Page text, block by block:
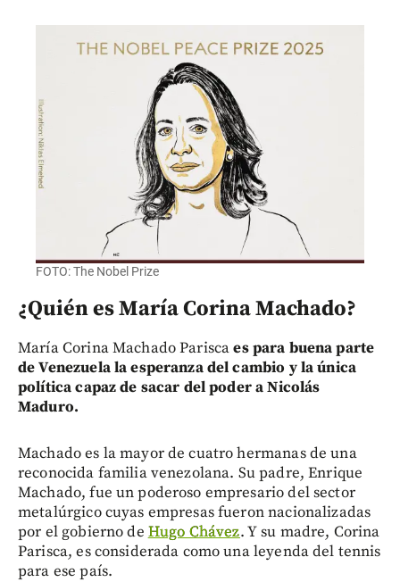
FOTO: The Nobel Prize
¿Quién es María Corina Machado?
María Corina Machado Pariscaes para buena parte
de Venezuela la esperanza del cambio y la única
política capaz de sacar del poder a Nicolás
Maduro.
Machado es la mayor de cuatro hermanas de una
reconocida familia venezolana. Su padre, Enrique
Machado, fue un poderoso empresario del sector
metalúrgico cuyas empresas fueron nacionalizadas
por el gobierno de Hugo Chávez. Y su madre, Corina
Parisca, es considerada como una leyenda del tennis
para ese país.